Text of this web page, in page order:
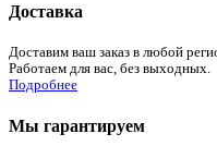
Доставка
Доставим ваш заказ в любой
Работаем для вас, без выходных.
Подробнее
Мы гарантируем